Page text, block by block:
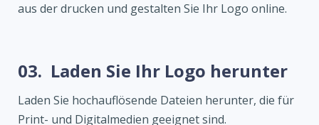
aus der drucken und gestalten Sie Ihr Logo online.
03. Laden Sie Ihr Logo herunter
Laden Sie hochauflösende Dateien herunter, die für
Print- und Digitalmedien geeignet sind.